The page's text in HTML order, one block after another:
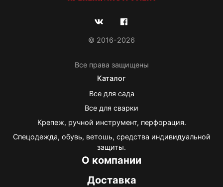
© 2016-2026
Все права защищены
Каталог
Все для сада
Все для сварки
Крепеж, ручной инструмент, перфорация.
Спецодежда, обувь, ветошь, средства индивидуальной
защиты.
О компании
Доставка